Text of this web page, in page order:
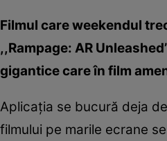
Filmul care weekendul
,,Rampage: AR
gigantice care în film
Aplicaţia se bucură deja
filmului pe marile ecrane